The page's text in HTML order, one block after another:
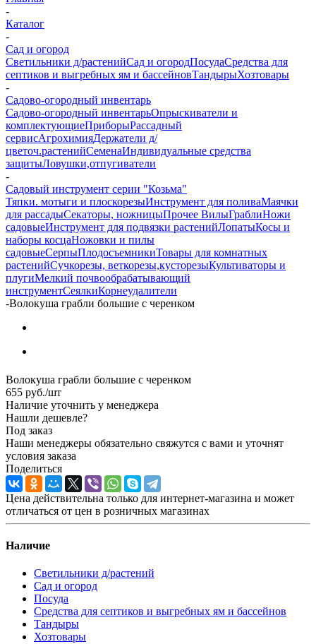
-
Каталог
-
Сад и огород
Светильники д/растенийСад и огородПосудаСредства для
септиков и выгребных ям и бассейновТандырыХозтовары
-
Садово-огородный инвентарь
Садово-огородный инвентарьОпрыскиватели и
комплектующиеПриборыРассадный
сервисАгрохимияДержатели д/
цветоч.растенийСеменаИндивидуальные средства
защитыЛовушки,отпугиватели
-
Садовый инструмент серии "Козьма"
Тяпки. мотыги и плоскорезыИнструмент для поливаМаячки
для рассадыСекаторы, ножницыПрочее ВилыГраблиНожи
садовыеИнструмент для подвязки растенийЛопатыКосы и
наборы косцаНожовки и пилы
садовыеСерпыПлодосъемникиТовары для комнатных
растенийСучкорезы, веткорезы,кусторезыКультиваторы и
плугиМелкий почвообрабатывающий
инструментСеялкиКорнеудалители
-Волокуша грабли большие с черенком
Волокуша грабли большие с черенком
655 руб./шт
Наличие уточнить у менеджера
Нашли дешевле?
Под заказ
Наши менеджеры обязательно свяжутся с вами и уточнят
условия заказа
Поделиться
Цена действительна только для интернет-магазина и может
отличаться от цен в розничных магазинах
Наличие
Светильники д/растений
Сад и огород
Посуда
Средства для септиков и выгребных ям и бассейнов
Тандыры
Хозтовары